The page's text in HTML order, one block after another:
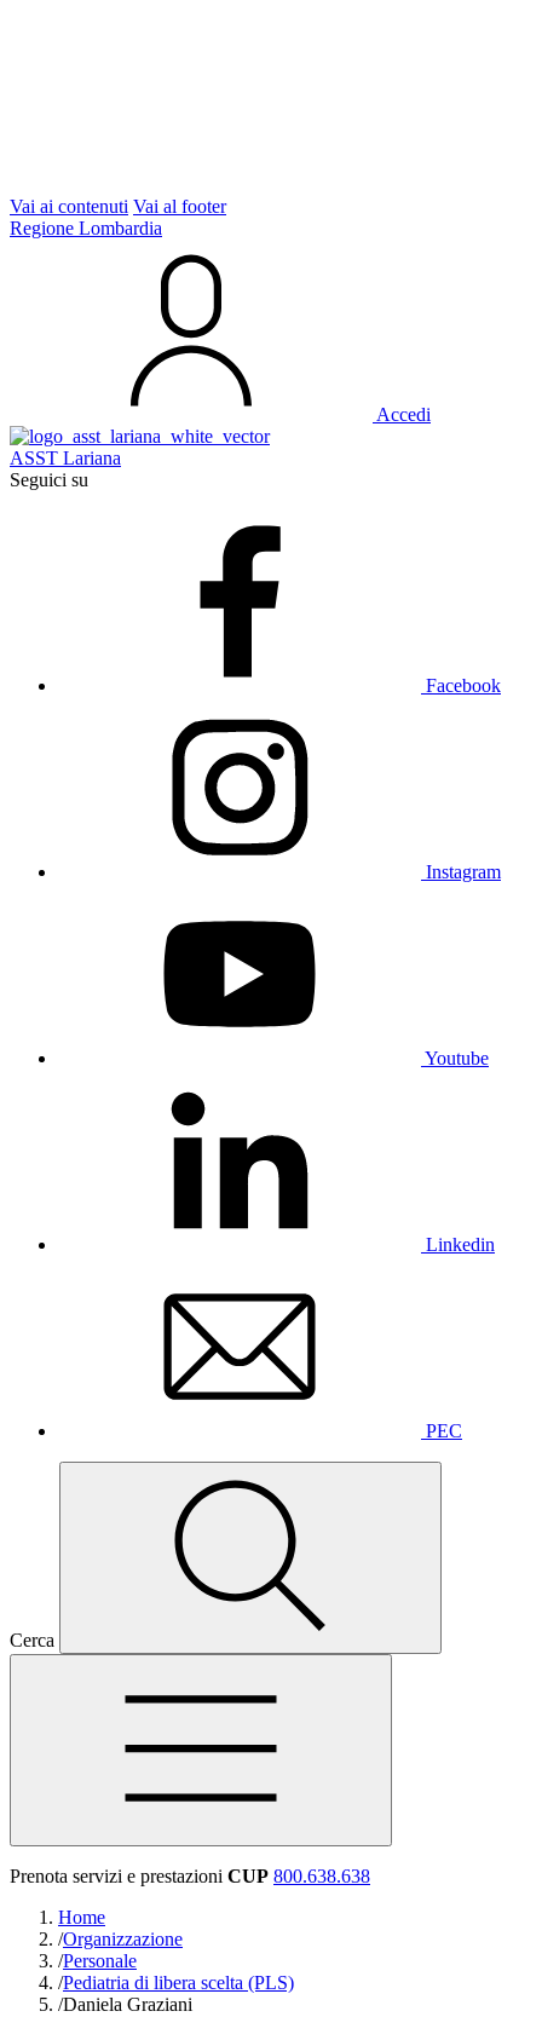
Vai ai contenuti Vai al footer
Regione Lombardia
Accedi
ASST Lariana
Seguici su
Facebook
Instagram
Youtube
Linkedin
PEC
Cerca
Prenota servizi e prestazioni CUP 800.638.638
Home
/Organizzazione
/Personale
/Pediatria di libera scelta (PLS)
/Daniela Graziani